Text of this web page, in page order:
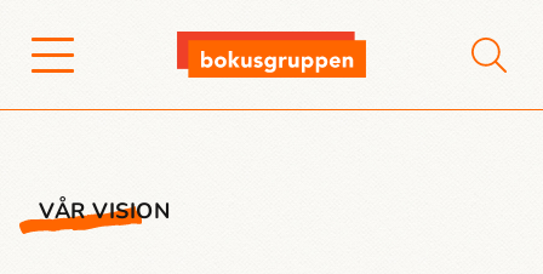
VÅR VISION